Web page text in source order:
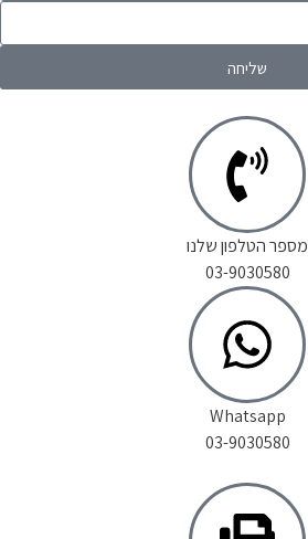
שליחה
מספר הטלפון שלנו
03-9030580
Whatsapp
03-9030580